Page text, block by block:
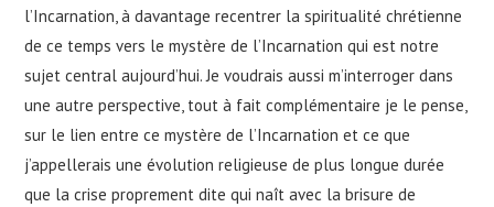
l’Incarnation, à davantage recentrer la spiritualité chrétienne
de ce temps vers le mystère de l’Incarnation qui est notre
sujet central aujourd’hui. Je voudrais aussi m’interroger dans
une autre perspective, tout à fait complémentaire je le pense,
sur le lien entre ce mystère de l’Incarnation et ce que
j’appellerais une évolution religieuse de plus longue durée
que la crise proprement dite qui naît avec la brisure de